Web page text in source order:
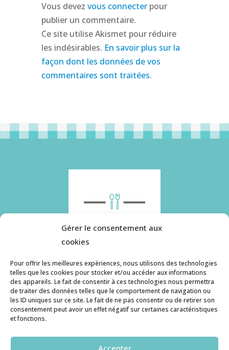
Gérer le consentement aux
cookies
Pour offrir les meilleures expériences, nous utilisons des technologies
telles que les cookies pour stocker et/ou accéder aux informations
des appareils. Le fait de consentir à ces technologies nous permettra
de traiter des données telles que le comportement de navigation ou
les ID uniques sur ce site. Le fait de ne pas consentir ou de retirer son
consentement peut avoir un effet négatif sur certaines caractéristiques
et fonctions.
Accepter
Vous devez vous connecterpour
publier un commentaire.
Ce site utilise Akismet pour réduire
les indésirables. En savoir plus sur la
façon dont les données de vos
commentaires sont traitées.
Histoire de pâtes utilise des cookies. Pour en
savoir plus, ainsi que sur la politique de
confidentialité, cliquez ici.
Contact